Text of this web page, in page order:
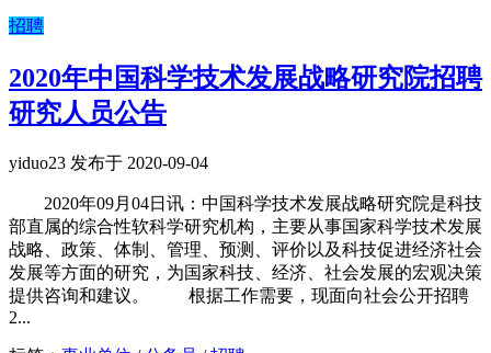
招聘
2020年中国科学技术发展战略研究院招聘
研究人员公告
yiduo23 发布于 2020-09-04
2020年09月04日讯：中国科学技术发展战略研究院是科技
部直属的综合性软科学研究机构，主要从事国家科学技术发展
战略、政策、体制、管理、预测、评价以及科技促进经济社会
发展等方面的研究，为国家科技、经济、社会发展的宏观决策
提供咨询和建议。 根据工作需要，现面向社会公开招聘
2...